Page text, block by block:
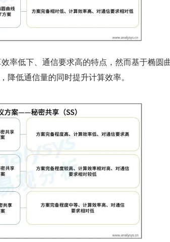
率低下、通信要求高的特点，然而基于椭圆
降低通信量的同时提升计算效率。